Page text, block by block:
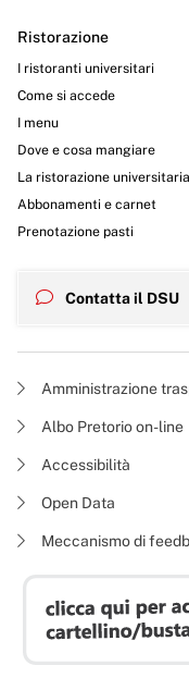
Ristorazione
I ristoranti universitari
Come si accede
I menu
Dove e cosa mangiare
La ristorazione
Abbonamenti e carnet
Prenotazione pasti
Contatta il DSU
Amministrazione
Albo Pretorio on-line
Accessibilità
Open Data
Meccanismo di